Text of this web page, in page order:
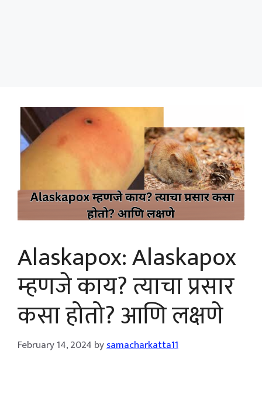
Alaskapox: Alaskapox
म्हणजे काय? त्याचा प्रसार
कसा होतो? आणि लक्षणे
February 14, 2024 bysamacharkatta11